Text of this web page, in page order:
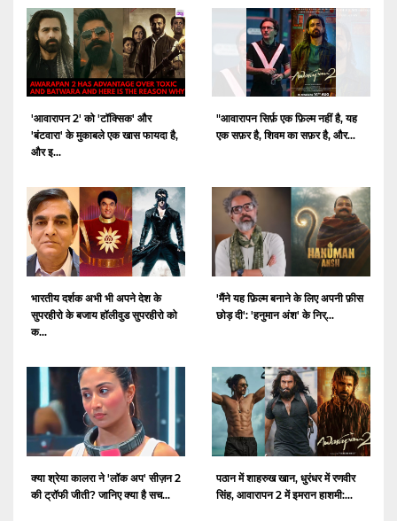
'आवारापन 2' को 'टॉक्सिक' और
'बंटवारा' के मुकाबले एक खास फायदा है,
और इ...
"आवारापन सिर्फ़ एक फ़िल्म नहीं है, यह
एक सफ़र है, शिवम का सफ़र है, और...
भारतीय दर्शक अभी भी अपने देश के
सुपरहीरो के बजाय हॉलीवुड सुपरहीरो को
क...
'मैंने यह फ़िल्म बनाने के लिए अपनी फ़ीस
छोड़ दी': 'हनुमान अंश' के निर्...
क्या श्रेया कालरा ने 'लॉक अप' सीज़न 2
की ट्रॉफी जीती? जानिए क्या है सच...
पठान में शाहरुख खान, धुरंधर में रणवीर
सिंह, आवारापन 2 में इमरान हाशमी:...